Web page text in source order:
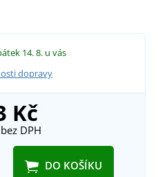
14. 8. u vás
dopravy
Kč
bez DPH
DO KOŠÍKU